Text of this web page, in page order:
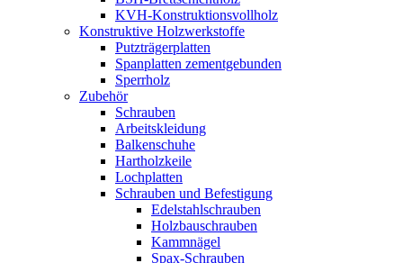
KVH-Konstruktionsvollholz
Konstruktive Holzwerkstoffe
Putzträgerplatten
Spanplatten zementgebunden
Sperrholz
Zubehör
Schrauben
Arbeitskleidung
Balkenschuhe
Hartholzkeile
Lochplatten
Schrauben und Befestigung
Edelstahlschrauben
Holzbauschrauben
Kammnägel
Spax-Schrauben